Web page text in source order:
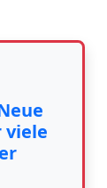
viele